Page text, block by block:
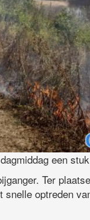
een
Ter
optreden